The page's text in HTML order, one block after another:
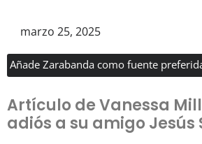
marzo 25, 2025
Añade Zarabanda como fuente
Artículo de Vanessa
adiós a su amigo Jesús